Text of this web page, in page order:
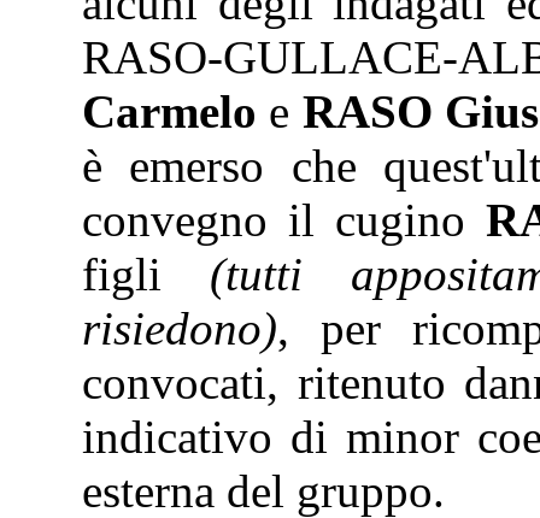
RASO-GULLACE-
Carmelo e RASO
è emerso che
convegno il cugino
figli (tutti
risiedono), per
convocati, ritenuto
indicativo di minor
esterna del gruppo.